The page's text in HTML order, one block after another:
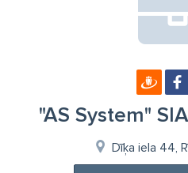
"AS System" SIA
Dīķa iela 44,